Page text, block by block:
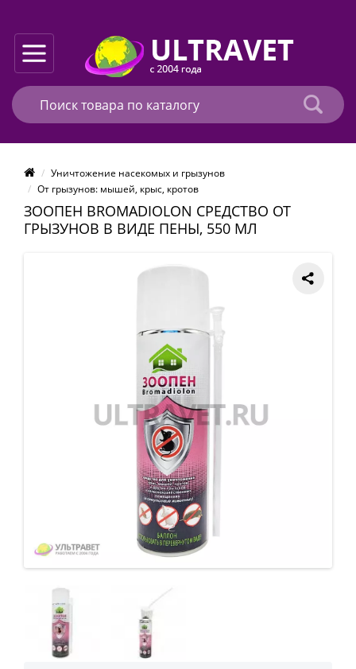
Уничтожение насекомых и грызунов
От грызунов: мышей, крыс, кротов
ЗООПЕН BROMADIOLON СРЕДСТВО ОТ
ГРЫЗУНОВ В ВИДЕ ПЕНЫ, 550 МЛ